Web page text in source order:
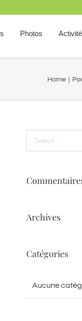
Photos
Home
Archives
Catégories
Aucune